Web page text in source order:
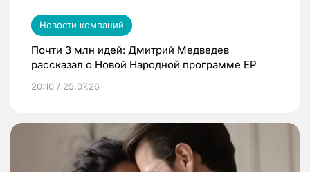
Новости компаний
Почти 3 млн идей: Дмитрий Медведев
рассказал о Новой Народной программе ЕР
20:10 / 25.07.26